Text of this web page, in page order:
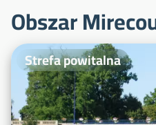
Obszar
Zdjęcia ilustracyjne
Strefa powitalna